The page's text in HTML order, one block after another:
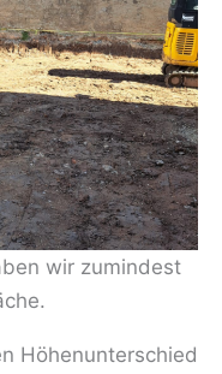
wir zumindest
Höhenunterschied